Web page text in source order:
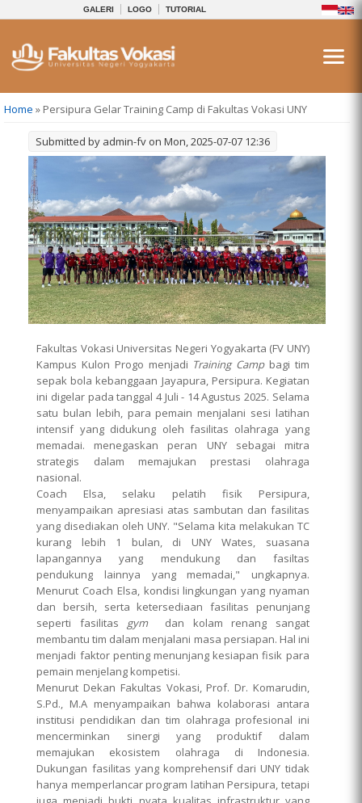
GALERI LOGO TUTORIAL
You are here
Home » Persipura Gelar Training Camp di Fakultas Vokasi UNY
Submitted by admin-fv on Mon, 2025-07-07 12:36
Fakultas Vokasi Universitas Negeri Yogyakarta (FV UNY)
Kampus Kulon Progo menjadi Training Campbagi tim
sepak bola kebanggaan Jayapura, Persipura. Kegiatan
ini digelar pada tanggal 4 Juli - 14 Agustus 2025. Selama
satu bulan lebih, para pemain menjalani sesi latihan
intensif yang didukung oleh fasilitas olahraga yang
memadai. menegaskan peran UNY sebagai mitra
strategis dalam memajukan prestasi olahraga
nasional.
Coach Elsa, selaku pelatih fisik Persipura,
menyampaikan apresiasi atas sambutan dan fasilitas
yang disediakan oleh UNY. "Selama kita melakukan TC
kurang lebih 1 bulan, di UNY Wates, suasana
lapangannya yang mendukung dan fasiltas
pendukung lainnya yang memadai," ungkapnya.
Menurut Coach Elsa, kondisi lingkungan yang nyaman
dan bersih, serta ketersediaan fasilitas penunjang
seperti fasilitas gymdan kolam renang sangat
membantu tim dalam menjalani masa persiapan. Hal ini
menjadi faktor penting menunjang kesiapan fisik para
pemain menjelang kompetisi.
Menurut Dekan Fakultas Vokasi, Prof. Dr. Komarudin,
S.Pd., M.A menyampaikan bahwa kolaborasi antara
institusi pendidikan dan tim olahraga profesional ini
mencerminkan sinergi yang produktif dalam
memajukan ekosistem olahraga di Indonesia.
Dukungan fasilitas yang komprehensif dari UNY tidak
hanya memperlancar program latihan Persipura, tetapi